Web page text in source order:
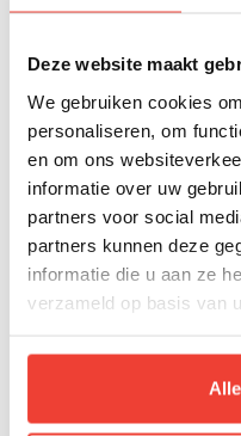
Deze website maakt
We gebruiken cookies
personaliseren, om
en om ons
informatie over uw
partners voor social
partners kunnen deze
informatie die u aan ze
verzameld op basis van
Ontdek de mogelijkheden
Microsoft Copilot en
Efficiënter Werken met
Volg voordelig trainingen
Microsoft Planner: wat is
Wat is Microsoft Power
waardevol?
Wat is de meerwaarde
De impact van Agile en
projectmanagement
Het belang van Soft
Profiteer van gratis
Het belang van